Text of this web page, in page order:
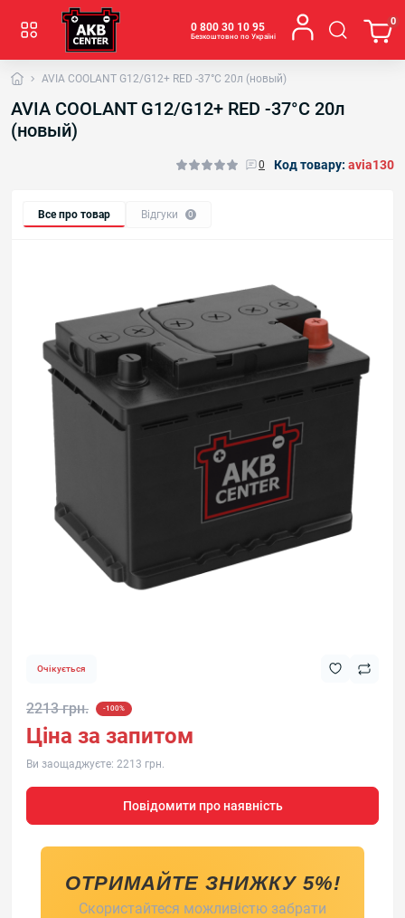
0 800 30 10 95
Безкоштовно по Україні
0
AVIA COOLANT G12/G12+ RED -37°C 20л (новый)
AVIA COOLANT G12/G12+ RED -37°C 20л
(новый)
0 Код товару: avia130
Все про товар Відгуки 0
Очікується
2213 грн. -100%
Ціна за запитом
Ви заощаджуєте: 2213 грн.
Повідомити про наявність
ОТРИМАЙТЕ ЗНИЖКУ 5%!
Скористайтеся можливістю забрати